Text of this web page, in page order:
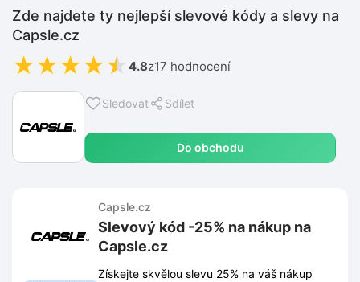
Sledovat Sdílet
Do obchodu
Zde najdete ty nejlepší slevové kódy a slevy na
Capsle.cz
★★★★★ 4.8z17 hodnocení
Capsle.cz
Slevový kód -25% na nákup na
Capsle.cz
Získejte skvělou slevu 25% na váš nákup